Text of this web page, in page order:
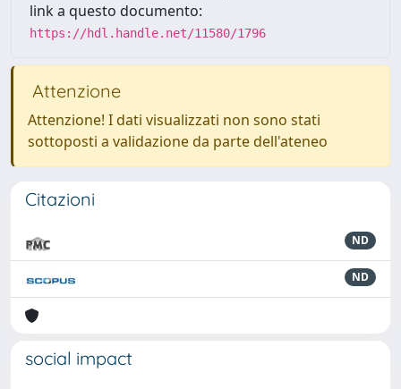
link a questo documento:
https://hdl.handle.net/11580/1796
Attenzione
Attenzione! I dati visualizzati non sono stati
sottoposti a validazione da parte dell'ateneo
Citazioni
ND
ND
social impact